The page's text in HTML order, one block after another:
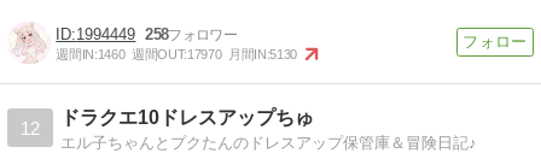
1994449 258
週間IN:1460 週間OUT:17970 月間IN:5130
12
ドラクエ10ドレスアップちゅ
エル子ちゃんとプクたんのドレスアップ保管庫＆冒険日記♪